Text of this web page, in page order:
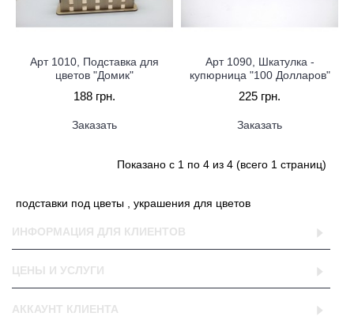
Арт 1010, Подставка для
цветов "Домик"
188 грн.
Заказать
Арт 1090, Шкатулка -
купюрница "100 Долларов"
225 грн.
Заказать
Показано с 1 по 4 из 4 (всего 1 страниц)
подставки под цветы , украшения для цветов
ИНФОРМАЦИЯ ДЛЯ КЛИЕНТОВ
ЦЕНЫ И УСЛУГИ
АККАУНТ КЛИЕНТА